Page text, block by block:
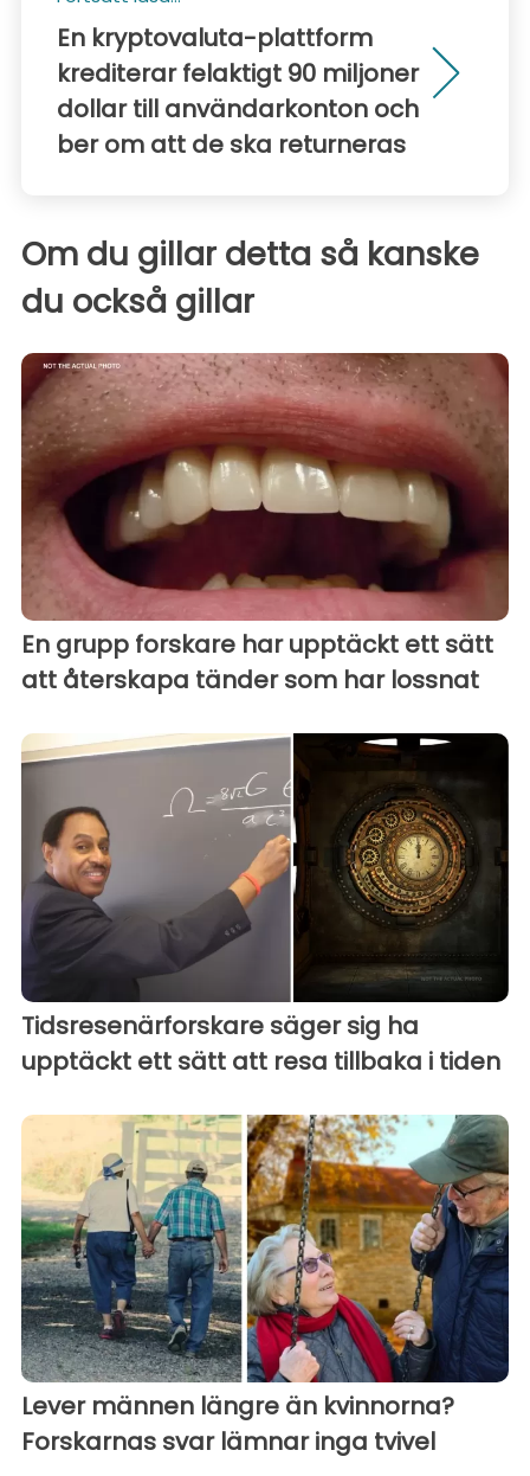
En kryptovaluta-plattform
krediterar felaktigt 90 miljoner
dollar till användarkonton och
ber om att de ska returneras
Om du gillar detta så kanske
du också gillar
En grupp forskare har upptäckt ett sätt
att återskapa tänder som har lossnat
Tidsresenärforskare säger sig ha
upptäckt ett sätt att resa tillbaka i tiden
Lever männen längre än kvinnorna?
Forskarnas svar lämnar inga tvivel